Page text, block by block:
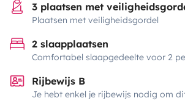
3 plaatsen met
Plaatsen met veiligheidsgordel
2 slaapplaatsen
Comfortabel slaapgedeelte voor 2
Rijbewijs B
Je hebt enkel je rijbewijs nodig om